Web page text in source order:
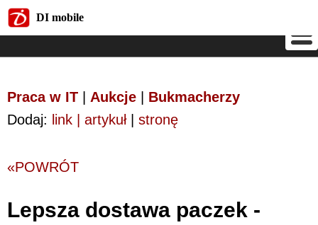
DI mobile
Praca w IT Aukcje
Bukmacherzy
Dodaj: link | artykuł| stronę
«POWRÓT
Lepsza dostawa paczek -
DI mobile